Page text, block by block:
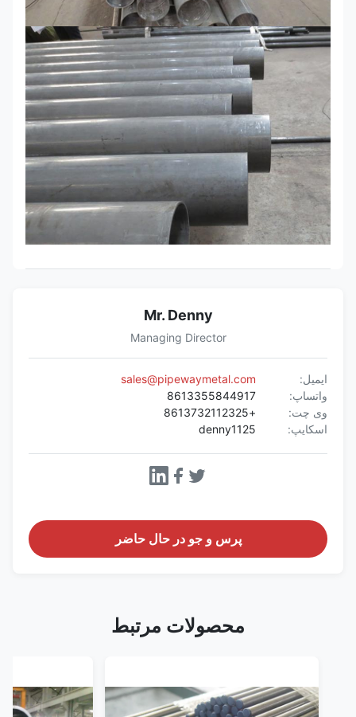
Mr. Denny
Managing Director
ایمیل:
sales@pipewaymetal.com
واتساپ:
8613355844917
وی چت:
+8613732112325
اسکایپ:
denny1125
پرس و جو در حال حاضر
محصولات مرتبط